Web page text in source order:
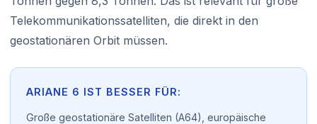
Telekommunikationssatelliten, die direkt in den
geostationären Orbit müssen.
ARIANE 6 IST BESSER FÜR:
Große geostationäre Satelliten (A64), europäische